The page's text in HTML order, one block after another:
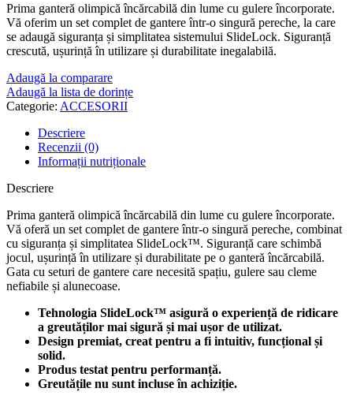
Prima ganteră olimpică încărcabilă din lume cu gulere încorporate.
Vă oferim un set complet de gantere într-o singură pereche, la care
se adaugă siguranța și simplitatea sistemului SlideLock. Siguranță
crescută, ușurință în utilizare și durabilitate inegalabilă.
Adaugă la comparare
Adaugă la lista de dorințe
Categorie: ACCESORII
Descriere
Recenzii (0)
Informații nutriționale
Descriere
Prima ganteră olimpică încărcabilă din lume cu gulere încorporate.
Vă oferă un set complet de gantere într-o singură pereche, combinat
cu siguranța și simplitatea SlideLock™. Siguranță care schimbă
jocul, ușurință în utilizare și durabilitate pe o ganteră încărcabilă.
Gata cu seturi de gantere care necesită spațiu, gulere sau cleme
nefiabile și alunecoase.
Tehnologia SlideLock™ asigură o experiență de ridicare
a greutăților mai sigură și mai ușor de utilizat.
Design premiat, creat pentru a fi intuitiv, funcțional și
solid.
Produs testat pentru performanță.
Greutățile nu sunt incluse în achiziție.